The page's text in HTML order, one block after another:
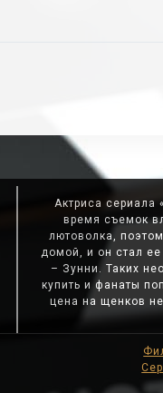
Актриса сериала
время съемок
лютоволка,
домой, и он стал
– Зунни. Таких
купить и фанаты
цена на щенков